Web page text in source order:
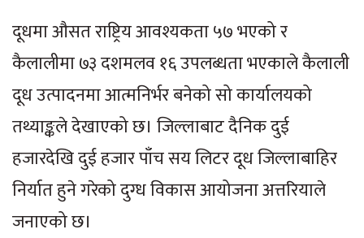
दूधमा औसत राष्ट्रिय आवश्यकता ५७ भएको र
कैलालीमा ७३ दशमलव १६ उपलब्धता भएकाले कैलाली
दूध उत्पादनमा आत्मनिर्भर बनेको सो कार्यालयको
तथ्याङ्कले देखाएको छ। जिल्लाबाट दैनिक दुई
हजारदेखि दुई हजार पाँच सय लिटर दूध जिल्लाबाहिर
निर्यात हुने गरेको दुग्ध विकास आयोजना अत्तरियाले
जनाएको छ।